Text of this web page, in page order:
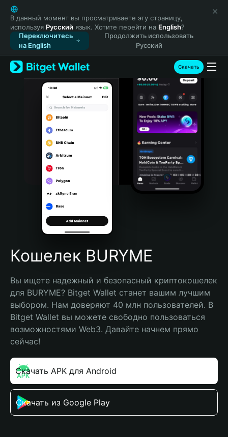
English
日本語
Tiếng Việt
Русский
Español (Latinoamérica)
Türkçe
Italiano
Português (Portugal)
Bahasa Indonesia
Português (Brasil)
Español (Argentina)
В данный момент вы просматриваете эту страницу,
используя Русский язык. Хотите перейти на English?
Переключитесь
на English
Продолжить использовать
Русский
Скачать
Кошелек BURYME
Вы ищете надежный и безопасный криптокошелек
для BURYME? Bitget Wallet станет вашим лучшим
выбором. Нам доверяют 40 млн пользователей. В
Bitget Wallet вы можете свободно пользоваться
возможностями Web3. Давайте начнем прямо
сейчас!
Скачать APK для Android
Скачать из Google Play